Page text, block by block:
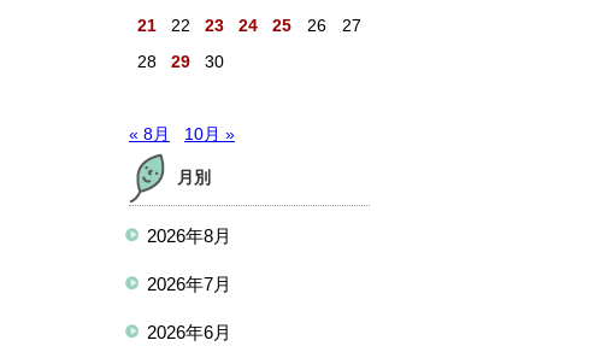
21
22 23 24 25 26
27
28
29 30
« 8月 10月 »
月別
2026年8月
2026年7月
2026年6月